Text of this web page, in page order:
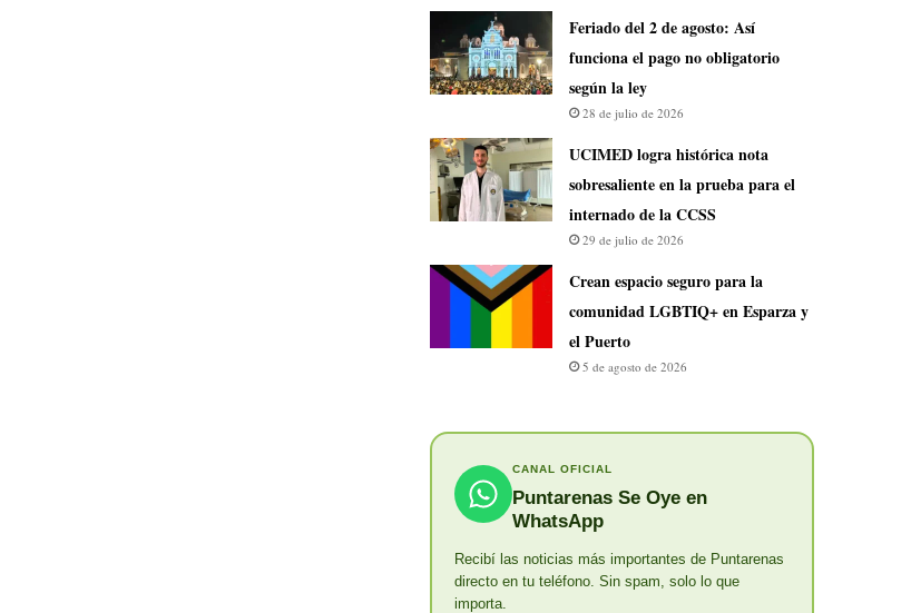
Feriado del 2 de agosto: Así
funciona el pago no obligatorio
según la ley
28 de julio de 2026
UCIMED logra histórica nota
sobresaliente en la prueba para el
internado de la CCSS
29 de julio de 2026
Crean espacio seguro para la
comunidad LGBTIQ+ en Esparza y
el Puerto
5 de agosto de 2026
CANAL OFICIAL
Puntarenas Se Oye en
WhatsApp
Recibí las noticias más importantes de Puntarenas
directo en tu teléfono. Sin spam, solo lo que
importa.